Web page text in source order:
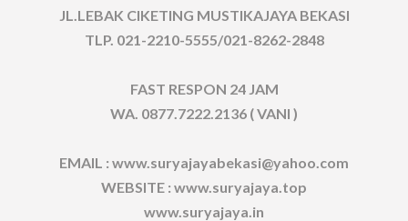
JL.LEBAK CIKETING MUSTIKAJAYA BEKASI
TLP. 021-2210-5555/021-8262-2848
FAST RESPON 24 JAM
WA. 0877.7222.2136 ( VANI )
EMAIL : www.suryajayabekasi@yahoo.com
WEBSITE : www.suryajaya.top
www.suryajaya.in